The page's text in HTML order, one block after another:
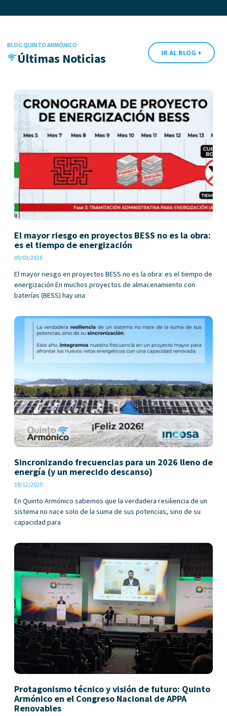
BLOG QUINTO ARMÓNICO
Últimas Noticias IR AL BLOG +
El mayor riesgo en proyectos BESS no es la obra:
es el tiempo de energización
09/03/2026
El mayor riesgo en proyectos BESS no es la obra: es el tiempo de
energización En muchos proyectos de almacenamiento con
baterías (BESS) hay una
Sincronizando frecuencias para un 2026 lleno de
energía (y un merecido descanso)
18/12/2025
En Quinto Armónico sabemos que la verdadera resiliencia de un
sistema no nace solo de la suma de sus potencias, sino de su
capacidad para
Protagonismo técnico y visión de futuro: Quinto
Armónico en el Congreso Nacional de APPA
Renovables